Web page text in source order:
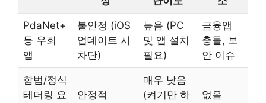
PdaNet+
등 우회
앱
불안정 (iOS
업데이트 시
차단)
높음 (PC
및 앱 설치
필요)
금융앱
충돌, 보
안 이슈
합법/정식
테더링 요
안정적
매우 낮음
(켜기만 하
없음